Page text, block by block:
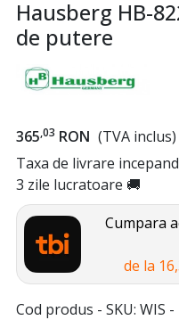
Hausberg HB-
de putere
365,03 RON (TVA inclus)
Taxa de livrare
3 zile lucratoare 🚚
Cumpara
de la
Cod produs - SKU WIS -